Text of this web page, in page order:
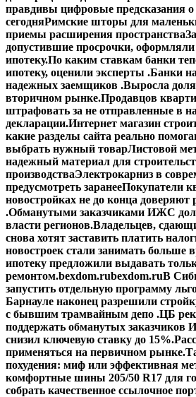
правдивы цифровые предсказания
сегодняРимские шторы для
приемы расширения пространства
допустившие просрочки,
ипотеку.По каким ставкам банки
ипотеку, оценили эксперты .Банки
надежных заемщиков .Выросла
вторичном рынке.Продавцов
штрафовать за не отправленные в
декларации.Интернет магазин
какие разделы сайта реально
выбрать нужный товарЛистовой
надежный материал для
производстваЭлектрокарниз в
предусмотреть заранееПокупатели
новостройках не до конца доверяют
.Обманутыми заказчиками ИЖС
власти регионов.Владельцев,
снова хотят заставить платить
новостроек стали занимать больше
ипотеку предложили выдавать
ремонтом.bexdom.rubexdom.ruВ
запустить отдельную программу
Барнауле наконец разрешили
с бывшим трамвайным депо .ЦБ
поддержать обманутых
снизил ключевую ставку до 15%.
применяться на первичном рынке.
похудения: миф или эффективная
комфортные шины 205/50 R17 для
собрать качественное ссылочное